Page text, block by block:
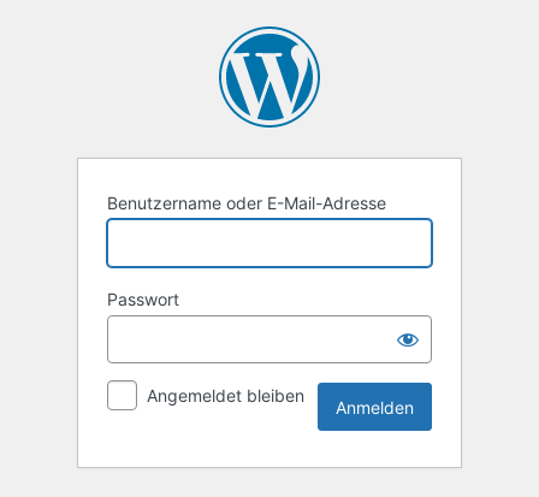
Benutzername oder E-Mail-Adresse
Passwort
Angemeldet bleiben